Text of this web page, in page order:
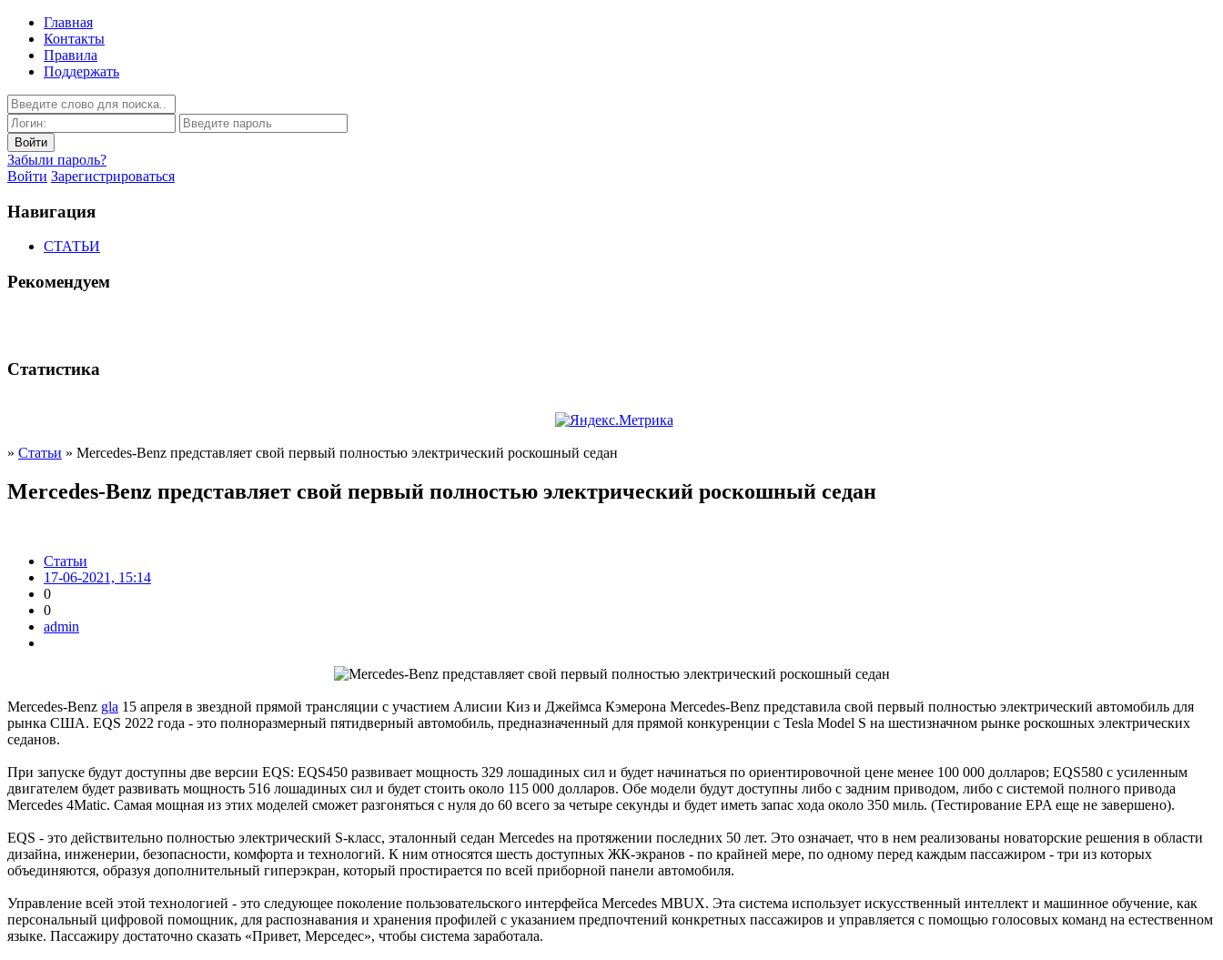
Главная
Контакты
Правила
Поддержать
Забыли пароль?
Войти Зарегистрироваться
Навигация
СТАТЬИ
Рекомендуем
Статистика
» Статьи » Mercedes-Benz представляет свой первый полностью электрический роскошный седан
Mercedes-Benz представляет свой первый полностью электрический роскошный седан
Статьи
17-06-2021, 15:14
0
0
admin
Mercedes-Benz gla 15 апреля в звездной прямой трансляции с участием Алисии Киз и Джеймса Кэмерона Mercedes-Benz представила свой первый полностью электрический автомобиль для
рынка США. EQS 2022 года - это полноразмерный пятидверный автомобиль, предназначенный для прямой конкуренции с Tesla Model S на шестизначном рынке роскошных электрических
седанов.
При запуске будут доступны две версии EQS: EQS450 развивает мощность 329 лошадиных сил и будет начинаться по ориентировочной цене менее 100 000 долларов; EQS580 с усиленным
двигателем будет развивать мощность 516 лошадиных сил и будет стоить около 115 000 долларов. Обе модели будут доступны либо с задним приводом, либо с системой полного привода
Mercedes 4Matic. Самая мощная из этих моделей сможет разгоняться с нуля до 60 всего за четыре секунды и будет иметь запас хода около 350 миль. (Тестирование EPA еще не завершено).
EQS - это действительно полностью электрический S-класс, эталонный седан Mercedes на протяжении последних 50 лет. Это означает, что в нем реализованы новаторские решения в области
дизайна, инженерии, безопасности, комфорта и технологий. К ним относятся шесть доступных ЖК-экранов - по крайней мере, по одному перед каждым пассажиром - три из которых
объединяются, образуя дополнительный гиперэкран, который простирается по всей приборной панели автомобиля.
Управление всей этой технологией - это следующее поколение пользовательского интерфейса Mercedes MBUX. Эта система использует искусственный интеллект и машинное обучение, как
персональный цифровой помощник, для распознавания и хранения профилей с указанием предпочтений конкретных пассажиров и управляется с помощью голосовых команд на естественном
языке. Пассажиру достаточно сказать «Привет, Мерседес», чтобы система заработала.